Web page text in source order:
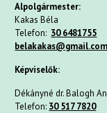
Alpolgármester:
Kakas Béla
Telefon: 30 6481755
belakakas@gmail.com
Képviselők:
Dékányné dr. Balogh
Telefon: 30 517 7820